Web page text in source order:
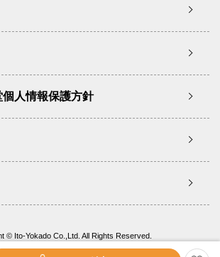
人情報保護方針
© Ito-Yokado Co.,Ltd. All Rights Reserved.